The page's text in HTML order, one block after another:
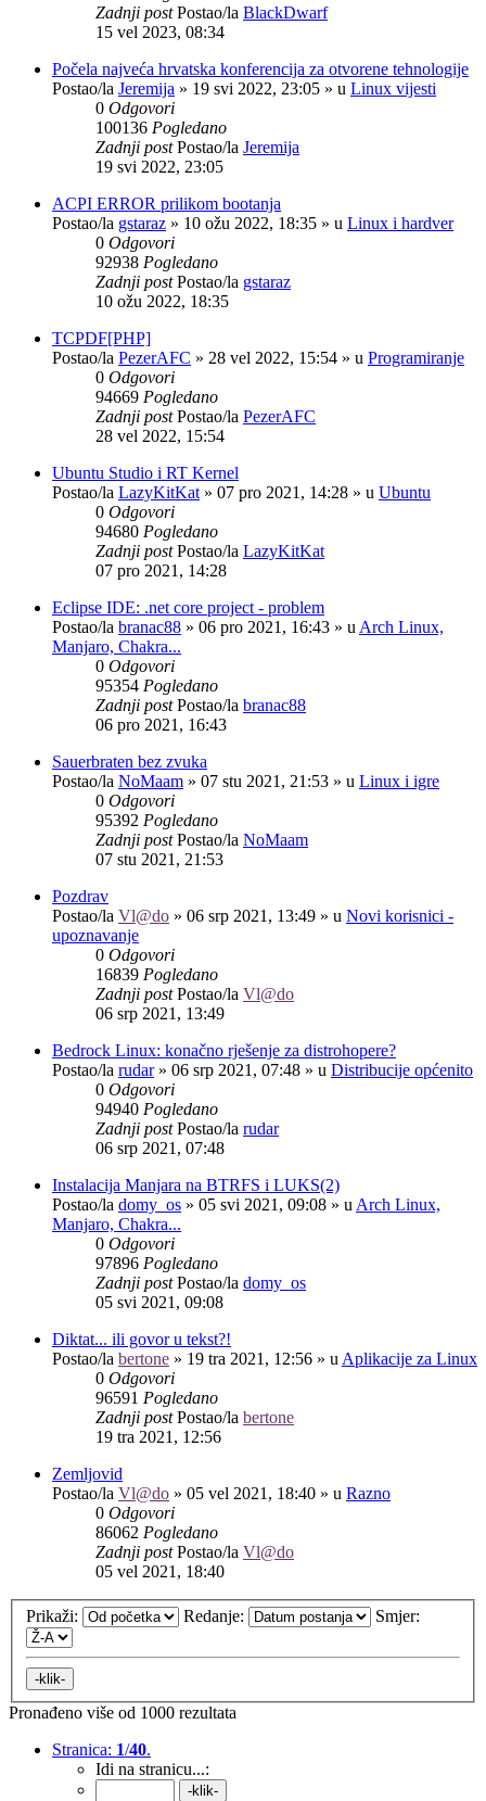
Zadnji postPostao/la BlackDwarf
15 vel 2023, 08:34
Počela najveća hrvatska konferencija za otvorene tehnologije
Postao/la Jeremija » 19 svi 2022, 23:05 » u Linux vijesti
0 Odgovori
100136 Pogledano
Zadnji postPostao/la Jeremija
19 svi 2022, 23:05
ACPI ERROR prilikom bootanja
Postao/la gstaraz » 10 ožu 2022, 18:35 » u Linux i hardver
0 Odgovori
92938 Pogledano
Zadnji postPostao/la gstaraz
10 ožu 2022, 18:35
TCPDF[PHP]
Postao/la PezerAFC » 28 vel 2022, 15:54 » u Programiranje
0 Odgovori
94669 Pogledano
Zadnji postPostao/la PezerAFC
28 vel 2022, 15:54
Ubuntu Studio i RT Kernel
Postao/la LazyKitKat » 07 pro 2021, 14:28 » u Ubuntu
0 Odgovori
94680 Pogledano
Zadnji postPostao/la LazyKitKat
07 pro 2021, 14:28
Eclipse IDE: .net core project - problem
Postao/la branac88 » 06 pro 2021, 16:43 » u Arch Linux,
Manjaro, Chakra...
0 Odgovori
95354 Pogledano
Zadnji postPostao/la branac88
06 pro 2021, 16:43
Sauerbraten bez zvuka
Postao/la NoMaam » 07 stu 2021, 21:53 » u Linux i igre
0 Odgovori
95392 Pogledano
Zadnji postPostao/la NoMaam
07 stu 2021, 21:53
Pozdrav
Postao/la Vl@do » 06 srp 2021, 13:49 » u Novi korisnici -
upoznavanje
0 Odgovori
16839 Pogledano
Zadnji postPostao/la Vl@do
06 srp 2021, 13:49
Bedrock Linux: konačno rješenje za distrohopere?
Postao/la rudar» 06 srp 2021, 07:48 » u Distribucije općenito
0 Odgovori
94940 Pogledano
Zadnji postPostao/la rudar
06 srp 2021, 07:48
Instalacija Manjara na BTRFS i LUKS(2)
Postao/la domy_os » 05 svi 2021, 09:08 » u Arch Linux,
Manjaro, Chakra...
0 Odgovori
97896 Pogledano
Zadnji postPostao/la domy_os
05 svi 2021, 09:08
Diktat... ili govor u tekst?!
Postao/la bertone » 19 tra 2021, 12:56 » u Aplikacije za Linux
0 Odgovori
96591 Pogledano
Zadnji postPostao/la bertone
19 tra 2021, 12:56
Zemljovid
Postao/la Vl@do » 05 vel 2021, 18:40 » u Razno
0 Odgovori
86062 Pogledano
Zadnji postPostao/la Vl@do
05 vel 2021, 18:40
Prikaži: Redanje: Smjer:
Pronađeno više od 1000 rezultata
Stranica: 1/40.
Idi na stranicu...: